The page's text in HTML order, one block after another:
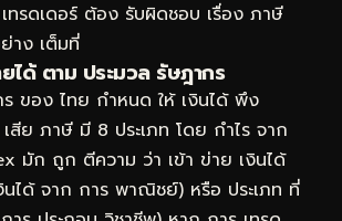
ทรดเดอร์ ต้อง รับผิดชอบ เรื่อง ภาษี
าง เต็มที่
ได้ ตาม ประมวล รัษฎากร
ร ของ ไทย กำหนด ให้ เงินได้ พึง
สีย ภาษี มี 8 ประเภท โดย กำไร จาก
มัก ถูก ตีความ ว่า เข้า ข่าย เงินได้
นได้ จาก การ พาณิชย์) หรือ ประเภท ที่